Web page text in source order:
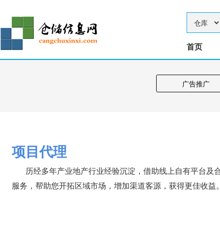
首页
广告推广
项目代理
历经多年产业地产行业经验沉淀，借助线上自有平台及
服务，帮助您开拓区域市场，增加渠道客源，获得更佳收益